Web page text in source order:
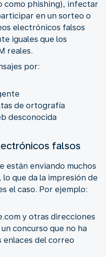
como phishing), infectar
en un sorteo o
electrónicos falsos
iguales que los
reales.
por:
de ortografía
desconocida
falsos
están enviando muchos
que da la impresión de
el caso. Por ejemplo:
y otras direcciones
concurso que no ha
enlaces del correo